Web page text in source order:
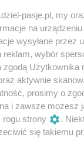
pasje.pl, my
na
wysyłane przez
wybór
zgodą
aktywnie
prosimy o
i zawsze
rogu strony
.
się takiemu